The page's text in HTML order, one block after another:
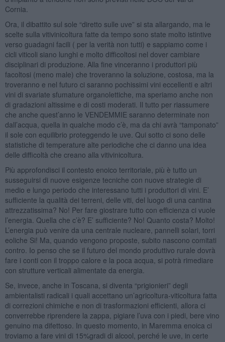
Cornia.
Ora, il dibattito sul sole “diretto sulle uve” si sta allargando, ma le
scelte sulla vitivinicoltura fatte da tempo sono state molto istintive
verso guadagni facili ( per la verità non tutti) e sappiamo come i
cicli viticoli siano lunghi e molto difficoltosi nel dover cambiare
disciplinari di produzione. Alla fine vinceranno i produttori più
facoltosi (meno male) che troveranno la soluzione, costosa, ma la
troveranno e nel futuro ci saranno pochissimi vini eccellenti e altri
vini di svariate sfumature organolettiche, ma speriamo anche non
di gradazioni altissime e di costi moderati. Il tutto per riassumere
che anche quest’anno le VENDEMMIE saranno determinate non
dall’acqua, quella in qualche modo c’è, ma da chi avrà “tamponato”
il sole con equilibrio proteggendo le uve. Qui sotto ci sono delle
statistiche di temperature alte periodiche che ci danno una idea
delle difficoltà che creano alla vitivinicoltura.
Più approfondisci il contesto enoico territoriale, più è tutto un
susseguirsi di nuove esigenze tecniche con nuove strategie di
medio e lungo periodo che interessano tutti i produttori di vini. E’
sufficiente la qualità dei terreni, delle viti, del luogo di una cantina
attrezzatissima? No! Per fare giostrare tutto con efficienza ci vuole
l’energia. Quella che c’è? E’ sufficiente? No! Quanto costa? Molto!
L’energia può venire da una centrale nucleare, pannelli solari, torri
eoliche Si! Ma, quando vengono proposte, subito nascono comitati
contro. Io penso che se il futuro del mondo produttivo rurale dovrà
fare i conti con il troppo calore e la poca acqua, si potrà rimediare
con strutture verticali alimentate da energia.
Se, invece, anche in Toscana, si diventa “prigionieri” degli
ambientalisti radicali i quali accettano un’agricoltura-viticoltura fatta
di correzioni chimiche e non di trasformazioni efficienti, allora ci
converrebbe riprendere la zappa, pigiare l’uva con i piedi, bere vino
genuino ma difettoso. In questo momento, in Maremma enoica ci
troviamo a fare vini di 15%gradi di alcool, perché le uve, in certe